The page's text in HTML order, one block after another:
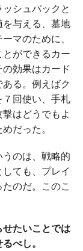
シュバックと
与える、墓地
マのために、
ができるカー
効果はカード
る。例えばク
回使い、手札
はどうでもよ
だった。
のは、戦略的
ても、プレイ
のだ。このこ
たいことでは
べし。